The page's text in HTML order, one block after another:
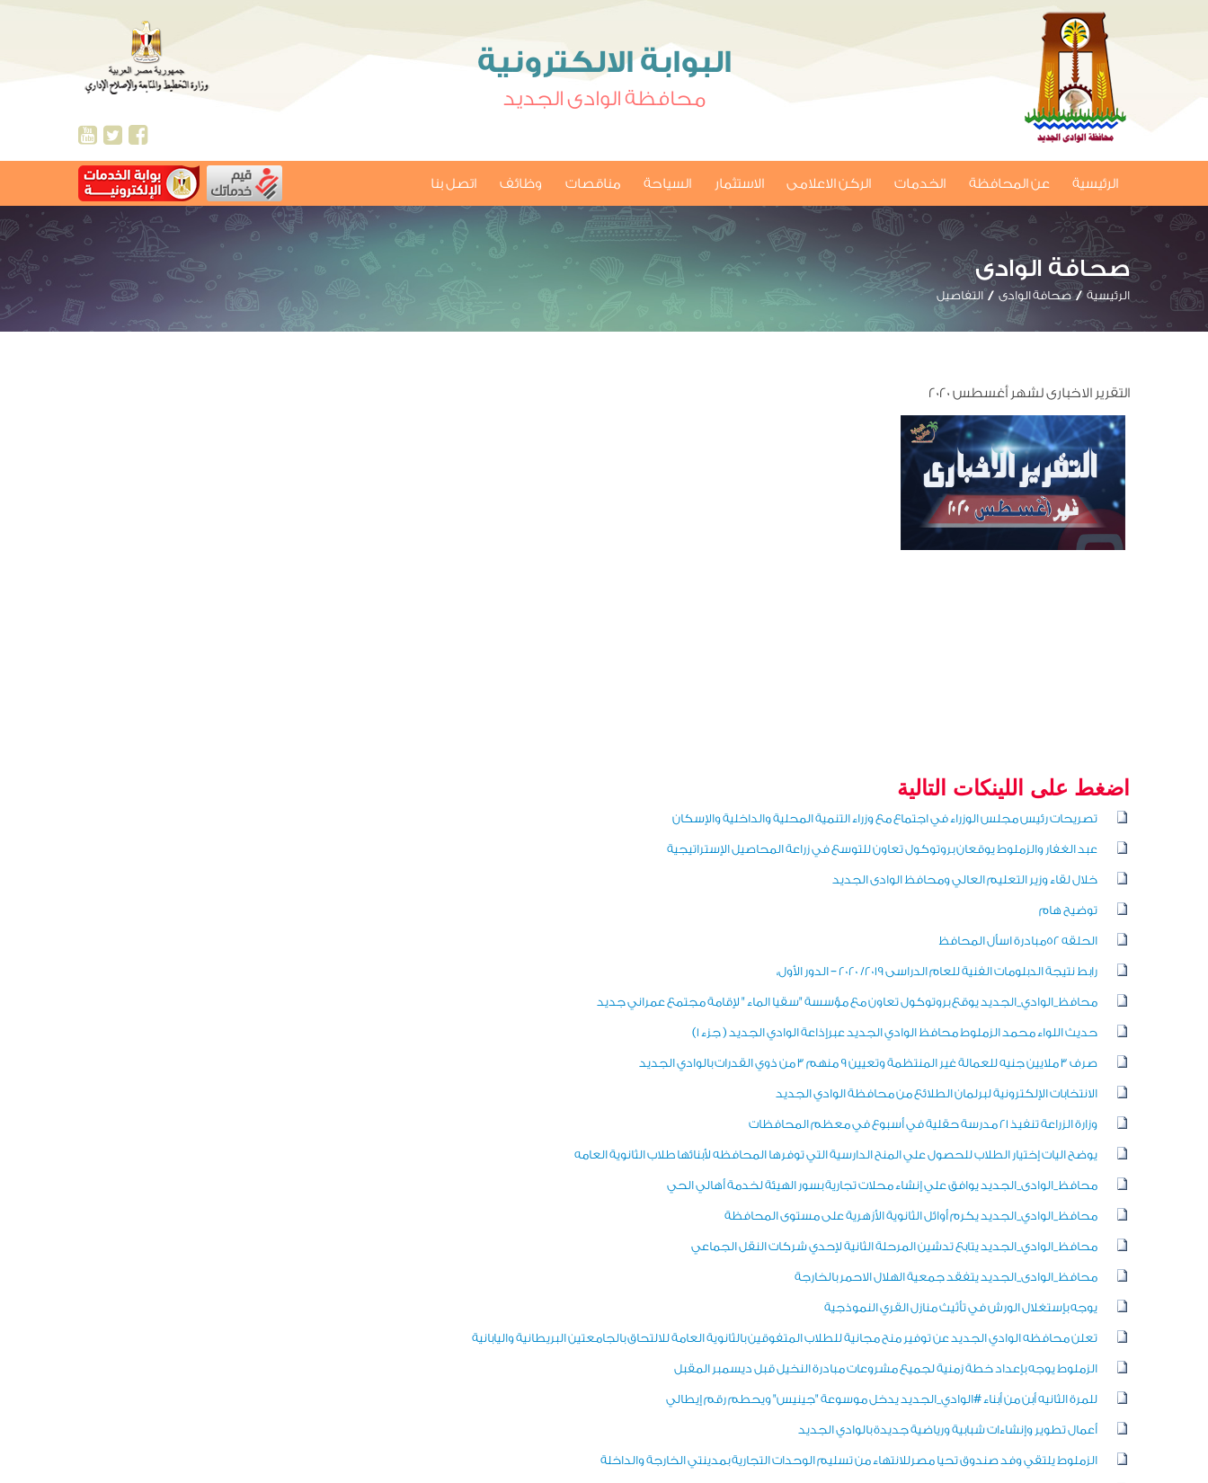
البوابة الالكترونية
محافظة الوادى الجديد
الرئيسية عن المحافظة الخدمات الركن الاعلامى الاستثمار السياحة مناقصات وظائف اتصل بنا
صحافة الوادى
الرئيسية صحافة الوادى التفاصيل
التقرير الاخبارى لشهر أغسطس 2020
اضغط على اللينكات التالية
تصريحات رئيس مجلس الوزراء في اجتماع مع وزراء التنمية المحلية والداخلية والإسكان
عبد الغفار والزملوط يوقعان بروتوكول تعاون للتوسع في زراعة المحاصيل الإستراتيجية
خلال لقاء وزير التعليم العالي ومحافظ الوادى الجديد
توضيح هام
الحلقه 52مبادرة اسأل المحافظ
رابط نتيجة الدبلومات الفنية للعام الدراسى 2019/ 2020 – الدور الأول،
محافظ_الوادي_الجديد يوقع بروتوكول تعاون مع مؤسسة "سقيا الماء " لإقامة مجتمع عمراني جديد
حديث اللواء محمد الزملوط محافظ الوادي الجديد عبرإذاعة الوادي الجديد ( جزء 1)
صرف 3 ملايين جنيه للعمالة غير المنتظمة وتعيين 9 منهم 3 من ذوي القدرات بالوادي الجديد
الانتخابات الإلكترونية لبرلمان الطلائع من محافظة الوادي الجديد
وزارة الزراعة تنفيذ 21 مدرسة حقلية في أسبوع في معظم المحافظات
يوضح اليات إختيار الطلاب للحصول علي المنح الدارسية التي توفرها المحافظه لأبنائها طلاب الثانوية العامه
محافظ_الوادى_الجديد يوافق علي إنشاء محلات تجارية بسور الهيئة لخدمة أهالي الحي
محافظ_الوادي_الجديد يكرم أوائل الثانوية الأزهرية على مستوى المحافظة
محافظ_الوادي_الجديد يتابع تدشين المرحلة الثانية لإحدي شركات النقل الجماعي
محافظ_الوادى_الجديد يتفقد جمعية الهلال الاحمر بالخارجة
يوجه بإستغلال الورش في تأثيث منازل القري النموذجية
تعلن محافظه الوادي الجديد عن توفير منح مجانية للطلاب المتفوقين بالثانوية العامة للالتحاق بالجامعتين البريطانية واليابانية
الزملوط يوجه بإعداد خطة زمنية لجميع مشروعات مبادرة النخيل قبل ديسمبر المقبل
للمرة الثانيه أبن من أبناء #الوادي_الجديد يدخل موسوعة "جينيس" ويحطم رقم إيطالي
أعمال تطوير وإنشاءات شبابية ورياضية جديدة بالوادي الجديد
الزملوط يلتقي وفد صندوق تحيا مصرللانتهاء من تسليم الوحدات التجارية بمدينتي الخارجة والداخلة